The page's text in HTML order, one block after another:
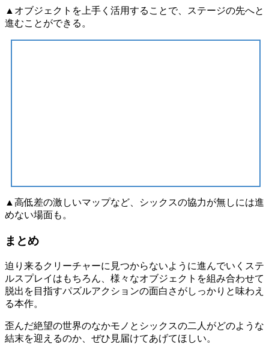
▲オブジェクトを上手く活用することで、ステージの先へと
進むことができる。
▲高低差の激しいマップなど、シックスの協力が無しには進
めない場面も。
まとめ
迫り来るクリーチャーに見つからないように進んでいく ステ
ルスプレイ はもちろん、様々なオブジェクトを組み合わせて
脱出を目指すパズルアクションの面白さがしっかりと味わえ
る本作。
歪んだ絶望の世界のなかモノとシックスの二人がどのような
結末を迎えるのか、ぜひ見届けてあげてほしい。